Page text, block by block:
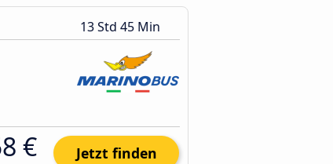
13 Std 45 Min
€ Jetzt finden